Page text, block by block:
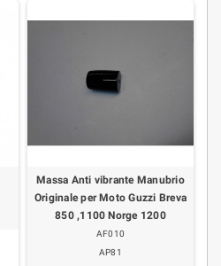
Massa Anti vibrante Manubrio
Originale per Moto Guzzi Breva
850 ,1100 Norge 1200
AF010
AP81